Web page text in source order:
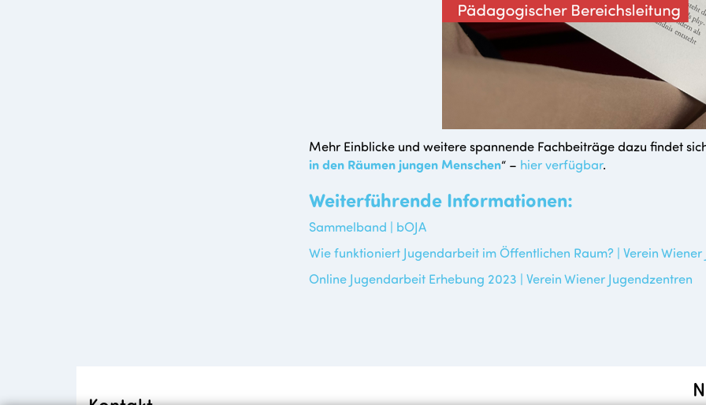
Mehr Einblicke und weitere spannende Fachbeiträge dazu findet
in den Räumen jungen Menschen“ – hier verfügbar.
Weiterführende Informationen:
Sammelband | bOJA
Wie funktioniert Jugendarbeit im Öffentlichen Raum? | Verein Wiener
Online Jugendarbeit Erhebung 2023 | Verein Wiener Jugendzentren